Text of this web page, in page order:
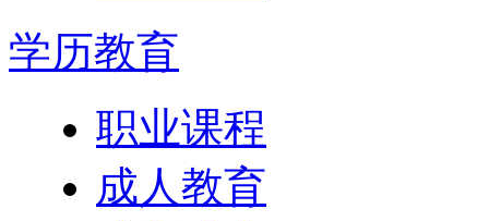
学历教育
职业课程
成人教育